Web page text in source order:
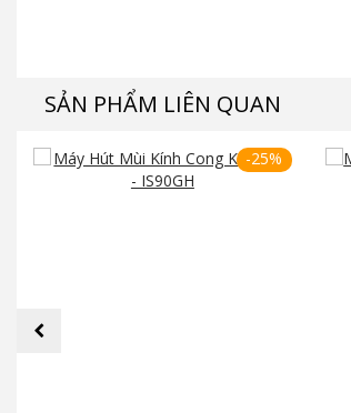
SẢN PHẨM LIÊN QUAN
-25%
prev